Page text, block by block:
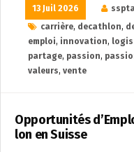
13 Juil 2026
carrière, decathlon,
emploi, innovation,
partage, passion,
valeurs, vente
Opportunités
lon en Suisse